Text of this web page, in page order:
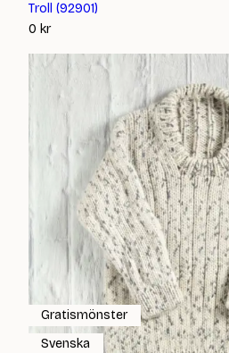
Troll (92901)
0 kr
Gratismönster
Svenska